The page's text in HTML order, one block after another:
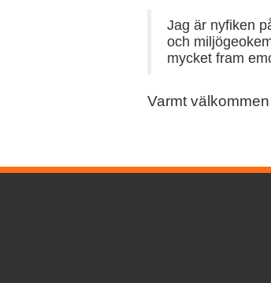
Jag är nyfiken
och
mycket fram
Varmt